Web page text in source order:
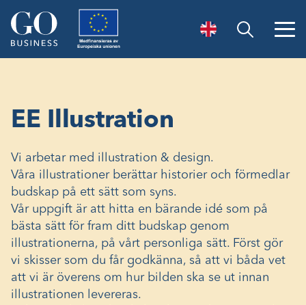
Öppna sök
-
EE Illustration
Vi arbetar med illustration & design.
Våra illustrationer berättar historier och förmedlar
budskap på ett sätt som syns.
Vår uppgift är att hitta en bärande idé som på
bästa sätt för fram ditt budskap genom
illustrationerna, på vårt personliga sätt. Först gör
vi skisser som du får godkänna, så att vi båda vet
att vi är överens om hur bilden ska se ut innan
illustrationen levereras.